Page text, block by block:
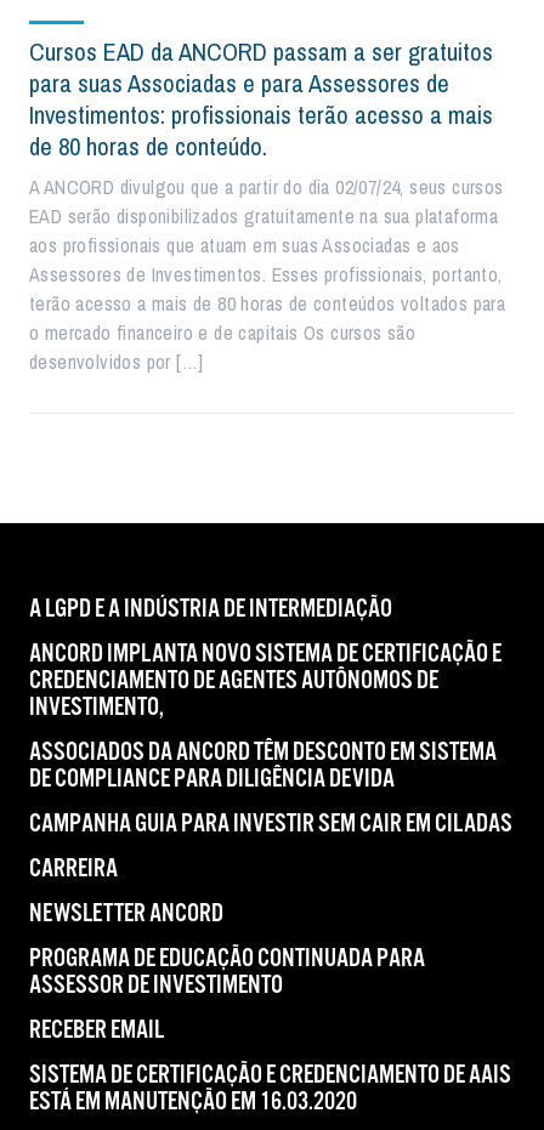
Cursos EAD da ANCORD passam a ser gratuitos
para suas Associadas e para Assessores de
Investimentos: profissionais terão acesso a mais
de 80 horas de conteúdo.
A ANCORD divulgou que a partir do dia 02/07/24, seus cursos
EAD serão disponibilizados gratuitamente na sua plataforma
aos profissionais que atuam em suas Associadas e aos
Assessores de Investimentos. Esses profissionais, portanto,
terão acesso a mais de 80 horas de conteúdos voltados para
o mercado financeiro e de capitais Os cursos são
desenvolvidos por […]
A LGPD E A INDÚSTRIA DE INTERMEDIAÇÃO
ANCORD IMPLANTA NOVO SISTEMA DE CERTIFICAÇÃO E
CREDENCIAMENTO DE AGENTES AUTÔNOMOS DE
INVESTIMENTO,
ASSOCIADOS DA ANCORD TÊM DESCONTO EM SISTEMA
DE COMPLIANCE PARA DILIGÊNCIA DEVIDA
CAMPANHA GUIA PARA INVESTIR SEM CAIR EM CILADAS
CARREIRA
NEWSLETTER ANCORD
PROGRAMA DE EDUCAÇÃO CONTINUADA PARA
ASSESSOR DE INVESTIMENTO
RECEBER EMAIL
SISTEMA DE CERTIFICAÇÃO E CREDENCIAMENTO DE AAIS
ESTÁ EM MANUTENÇÃO EM 16.03.2020